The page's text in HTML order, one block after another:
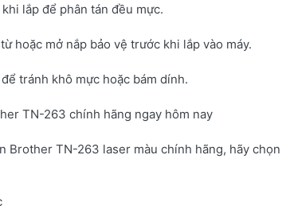
lắp để phân tán đều mực.
hoặc mở nắp bảo vệ trước khi lắp vào máy.
tránh khô mực hoặc bám dính.
TN-263 chính hãng ngay hôm nay
Brother TN-263 laser màu chính hãng, hãy chọn